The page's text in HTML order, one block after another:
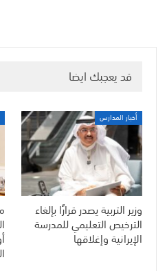
قد يعجبك ايضا
أخبار المدارس
وزير التربية يصدر قرارًا بإلغاء
الترخيص التعليمي للمدرسة
الإيرانية وإغلاقها